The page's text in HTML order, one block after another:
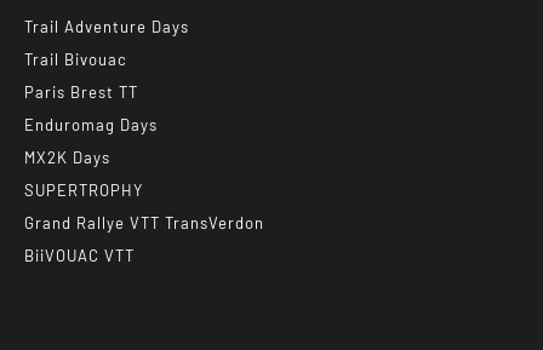
Trail Adventure Days
Trail Bivouac
Paris Brest TT
Enduromag Days
MX2K Days
SUPERTROPHY
Grand Rallye VTT TransVerdon
BiiVOUAC VTT